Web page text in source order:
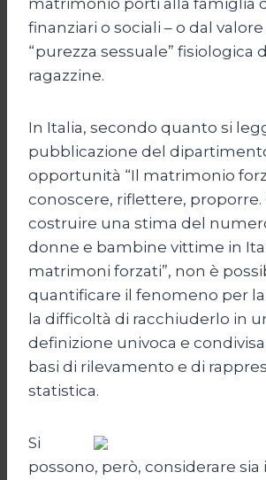
finanziari o sociali – o dal
“purezza sessuale” fisiologica
ragazzine.
In Italia, secondo quanto si
pubblicazione del
opportunità “Il matrimonio
conoscere, riflettere, proporre.
costruire una stima del
donne e bambine vittime in
matrimoni forzati”, non è
quantificare il fenomeno per
la difficoltà di racchiuderlo in
definizione univoca e
basi di rilevamento e di
statistica.
Si
possono, però, considerare sia